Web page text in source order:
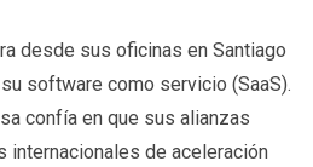
desde sus oficinas en Santiago
software como servicio (SaaS).
confía en que sus alianzas
internacionales de aceleración